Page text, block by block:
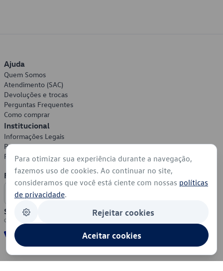
Ajuda
Quem Somos
Atendimento (SAC)
Devoluções e trocas
Perguntas Frequentes
Como comprar
Institucional
Informações Legais
Política de Privacidade
Política de Cookies
Formas de Pagamento
Segurança
Para otimizar sua experiência durante a navegação,
fazemos uso de cookies. Ao continuar no site,
consideramos que você está ciente com nossas políticas
de privacidade.
Rejeitar cookies
Aceitar cookies